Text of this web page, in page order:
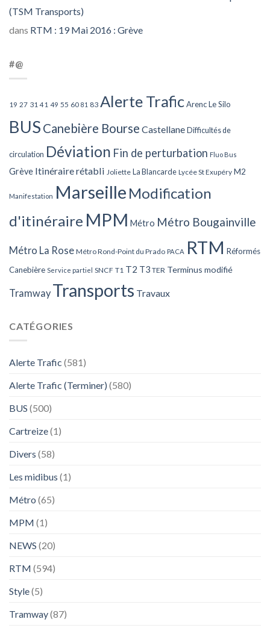
(TSM Transports)
dans RTM : 19 Mai 2016 : Grève
#@
19 27 31 41 49 55 60 81 83 Alerte TraficArenc Le Silo
BUS Canebière Bourse Castellane Difficultés de
circulation Déviation Fin de perturbation Fluo Bus
Grève Itinéraire rétabli Joliette La Blancarde Lycée St Exupéry M2
Manifestation Marseille Modification
d'itinéraire MPM Métro Métro Bougainville
Métro La Rose Métro Rond-Point du Prado PACA RTM Réformés
Canebière Service partiel SNCF T1 T2 T3 TER Terminus modifié
Tramway Transports Travaux
CATÉGORIES
Alerte Trafic (581)
Alerte Trafic (Terminer) (580)
BUS (500)
Cartreize(1)
Divers (58)
Les midibus (1)
Métro (65)
MPM (1)
NEWS (20)
RTM (594)
Style(5)
Tramway(87)